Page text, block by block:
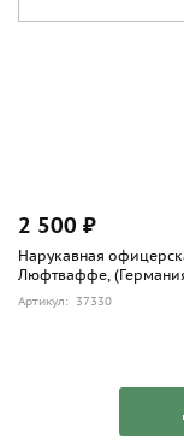
2 500 ₽
Нарукавная
Люфтваффе,
Артикул: 37330